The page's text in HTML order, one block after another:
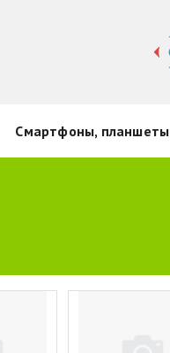
Смартфоны, планшеты